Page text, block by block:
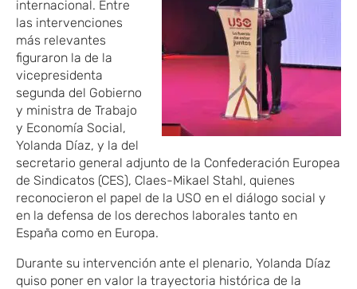
internacional. Entre
las intervenciones
más relevantes
figuraron la de la
vicepresidenta
segunda del Gobierno
y ministra de Trabajo
y Economía Social,
Yolanda Díaz, y la del
secretario general adjunto de la Confederación Europea
de Sindicatos (CES), Claes-Mikael Stahl, quienes
reconocieron el papel de la USO en el diálogo social y
en la defensa de los derechos laborales tanto en
España como en Europa.
Durante su intervención ante el plenario, Yolanda Díaz
quiso poner en valor la trayectoria histórica de la